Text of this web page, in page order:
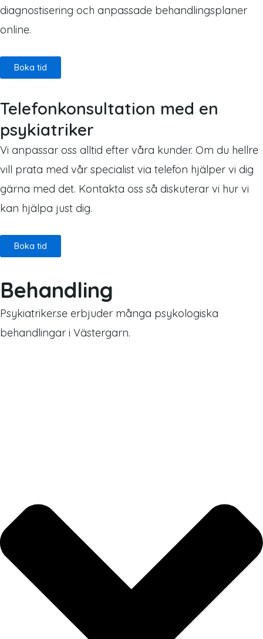
diagnostisering och anpassade behandlingsplaner
online.
Boka tid
Telefonkonsultation med en
psykiatriker
Vi anpassar oss alltid efter våra kunder. Om du hellre
vill prata med vår specialist via telefon hjälper vi dig
gärna med det. Kontakta oss så diskuterar vi hur vi
kan hjälpa just dig.
Boka tid
Behandling
Psykiatriker.se erbjuder många psykologiska
behandlingar i Västergarn.